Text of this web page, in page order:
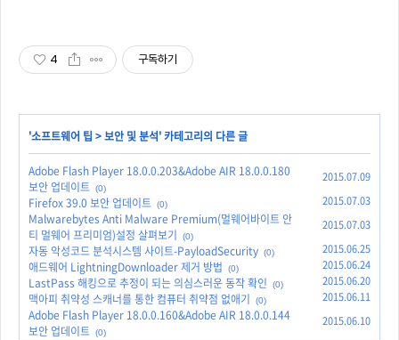
4 구독하기
'소프트웨어 팁 >보안 및 분석' 카테고리의 다른 글
Adobe Flash Player 18.0.0.203&Adobe AIR 18.0.0.180
보안 업데이트 (0)
2015.07.09
Firefox 39.0 보안 업데이트 (0) 2015.07.03
Malwarebytes Anti Malware Premium(멀웨어바이트 안
티 멀웨어 프리미엄)설정 살펴보기
(0)
2015.07.03
자동 악성코드 분석시스템 사이트-PayloadSecurity (0) 2015.06.25
애드웨어 LightningDownloader 제거 방법 (0) 2015.06.24
LastPass 해킹으로 추정이 되는 의심스러운 동작 확인 (0) 2015.06.20
맥아피 취약성 스캐너를 통한 컴퓨터 취약점 없애기 (0) 2015.06.11
Adobe Flash Player 18.0.0.160&Adobe AIR 18.0.0.144
보안 업데이트 (0)
2015.06.10